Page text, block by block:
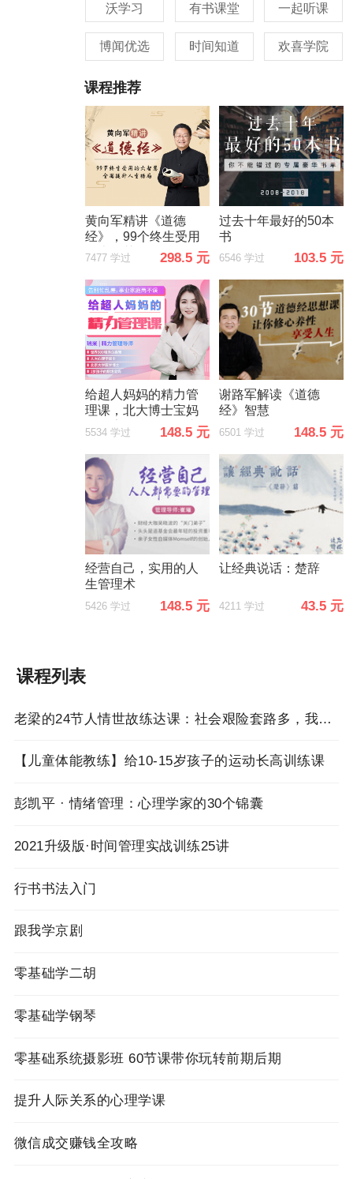
沃学习 有书课堂 一起听课
博闻优选 时间知道 欢喜学院
课程推荐
黄向军精讲《道德
经》，99个终生受用
的大智慧
7477 学过 298.5 元
过去十年最好的50本
书
6546 学过 103.5 元
给超人妈妈的精力管
理课，北大博士宝妈
教你告别忙乱差，事
业家庭两不误
5534 学过 148.5 元
谢路军解读《道德
经》智慧
6501 学过 148.5 元
经营自己，实用的人
生管理术
5426 学过 148.5 元
让经典说话：楚辞
4211 学过 43.5 元
课程列表
老梁的24节人情世故练达课：社会艰险套路多，我帮你来击破！
【儿童体能教练】给10-15岁孩子的运动长高训练课
彭凯平 · 情绪管理：心理学家的30个锦囊
2021升级版·时间管理实战训练25讲
行书书法入门
跟我学京剧
零基础学二胡
零基础学钢琴
零基础系统摄影班 60节课带你玩转前期后期
提升人际关系的心理学课
微信成交赚钱全攻略